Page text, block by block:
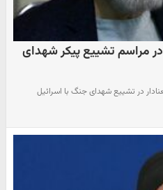
مراسم تشییع پیکر شهدای
در تشییع شهدای جنگ با اسرائیل